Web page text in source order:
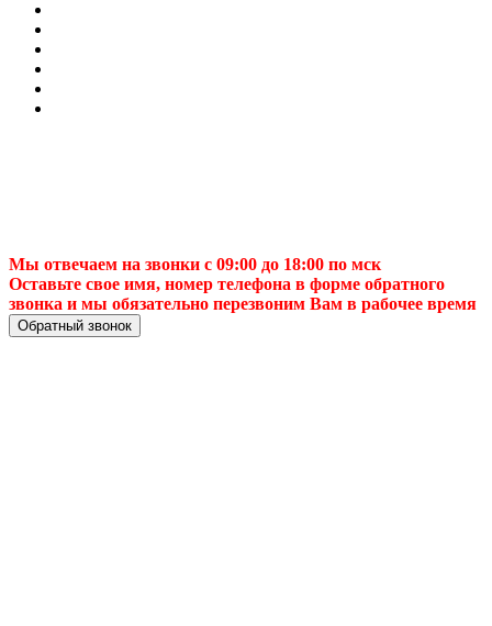
Мы отвечаем на звонки с 09:00 до 18:00 по мск
Оставьте свое имя, номер телефона в форме обратного
звонка и мы обязательно перезвоним Вам в рабочее время
Обратный звонок